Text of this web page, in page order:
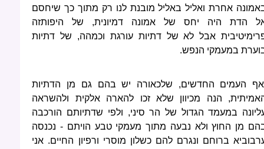
אחרת ואליל באליל מובנת לנו רק מתוך כך שיחסם
הדת היה יחס של אמונה דמיונית, של היפותזה
אבל לא של דתיות עורגת וכמהה, של דתיות
במעמקי הנפש.
העמים החדשים, שלכאורה יש בהם גם מן הדתיות
הנה מכיוון שלא זכו להארה אלקית ולהשראה
במעמד הגדול של הר סיני, ולפי שדתיותם הורכבה
מן החוץ ולא נבעה מתוך מעמקי טבע הויתם - נכנסה
ברוחם ונגרם להם כשלון מוסרי ורפיון החיים. אני